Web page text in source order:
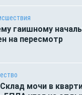
гаишному
на пересмотр
Склад мочи в